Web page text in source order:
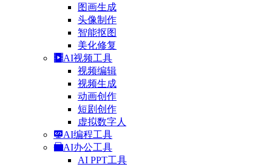
图画生成
头像制作
智能抠图
美化修复
AI视频工具
视频编辑
视频生成
动画创作
短剧创作
虚拟数字人
AI编程工具
AI办公工具
AI PPT工具